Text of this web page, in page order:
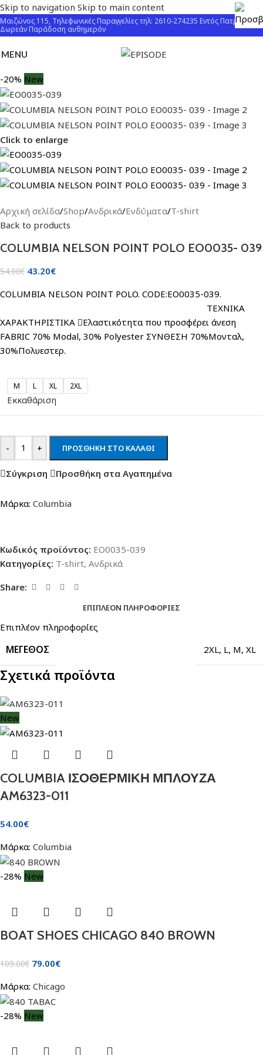
Skip to navigation Skip to main content
Μαιζώνος 115, Τηλεφωνικές Παραγγελίες τηλ: 2610-274235 Εντός Πατρών
Δωρεάν Παράδοση αυθημερόν
MENU
-20% New
Click to enlarge
Αρχική σελίδα/Shop/Ανδρικά/Ενδύματα/T-shirt
Back to products
COLUMBIA NELSON POINT POLO EO0035- 039
54.00€ 43.20€
COLUMBIA NELSON POINT POLO. CODE:EO0035-039.
ΤΕΧΝΙΚΑ
ΧΑΡΑΚΤΗΡΙΣΤΙΚΑ Ελαστικότητα που προσφέρει άνεση
FABRIC 70% Modal, 30% Polyester ΣΥΝΘΕΣΗ 70%Μονταλ,
30%Πολυεστερ.
M L XL 2XL
Εκκαθάριση
- + ΠΡΟΣΘΉΚΗ ΣΤΟ ΚΑΛΆΘΙ
Σύγκριση Προσθήκη στα Αγαπημένα
Μάρκα: Columbia
Κωδικός προϊόντος: EO0035-039
Κατηγορίες: T-shirt, Ανδρικά
Share:
ΕΠΙΠΛΈΟΝ ΠΛΗΡΟΦΟΡΊΕΣ
Επιπλέον πληροφορίες
ΜΈΓΕΘΟΣ 2XL, L, M, XL
Σχετικά προϊόντα
New
COLUMBIA ΙΣΟΘΕΡΜΙΚΗ ΜΠΛΟΥΖΑ
AM6323-011
54.00€
Μάρκα: Columbia
-28% New
BOAT SHOES CHICAGO 840 BROWN
109.00€ 79.00€
Μάρκα: Chicago
-28% New